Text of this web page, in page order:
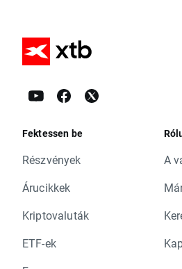
Fektessen be
Részvények
Árucikkek
Kriptovaluták
ETF-ek
A